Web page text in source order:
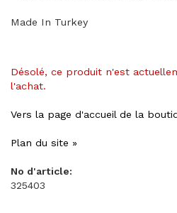
Made In Turkey
Désolé, ce produit n'est
l'achat.
Vers la page d'accueil de la
Plan du site »
No d'article:
325403